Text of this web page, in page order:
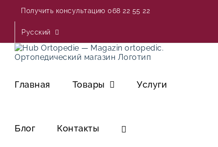
content
Получить консультацию 068 22 55 22
Русский
Главная Товары Услуги
Блог Контакты